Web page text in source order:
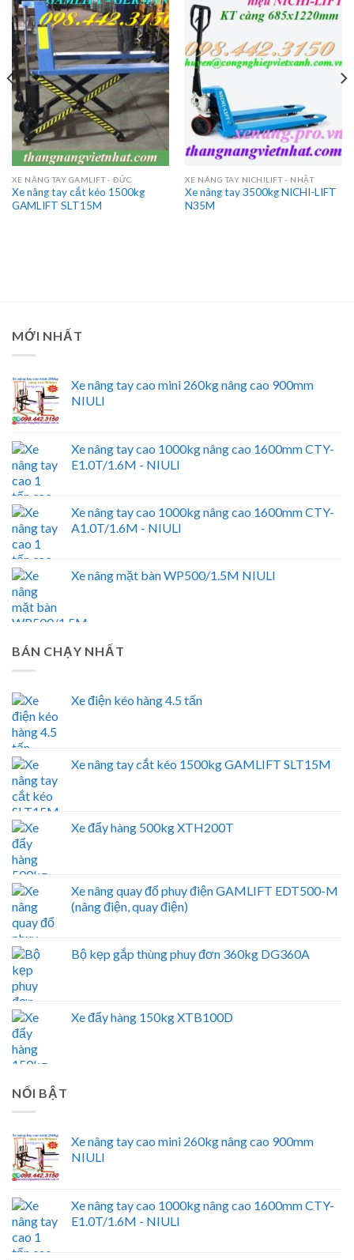
XE NÂNG TAY GAMLIFT - ĐỨC
Xe nâng tay cắt kéo 1500kg
GAMLIFT SLT15M
XE NÂNG TAY NICHILIFT - NHẬT
Xe nâng tay 3500kg NICHI-LIFT
N35M
MỚI NHẤT
Xe nâng tay cao mini 260kg nâng cao 900mm
NIULI
Xe nâng tay cao 1000kg nâng cao 1600mm CTY-
E1.0T/1.6M - NIULI
Xe nâng tay cao 1000kg nâng cao 1600mm CTY-
A1.0T/1.6M - NIULI
Xe nâng mặt bàn WP500/1.5M NIULI
BÁN CHẠY NHẤT
Xe điện kéo hàng 4.5 tấn
Xe nâng tay cắt kéo 1500kg GAMLIFT SLT15M
Xe đẩy hàng 500kg XTH200T
Xe nâng quay đổ phuy điện GAMLIFT EDT500-M
(nâng điện, quay điện)
Bộ kẹp gắp thùng phuy đơn 360kg DG360A
Xe đẩy hàng 150kg XTB100D
NỔI BẬT
Xe nâng tay cao mini 260kg nâng cao 900mm
NIULI
Xe nâng tay cao 1000kg nâng cao 1600mm CTY-
E1.0T/1.6M - NIULI